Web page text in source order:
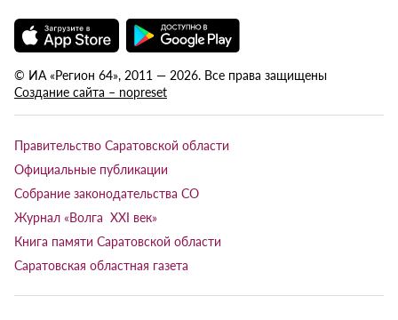
© ИА «Регион 64», 2011 — 2026. Все права защищены
Создание сайта – nopreset
Правительство Саратовской области
Официальные публикации
Собрание законодательства СО
Журнал «Волга XXI век»
Книга памяти Саратовской области
Саратовская областная газета